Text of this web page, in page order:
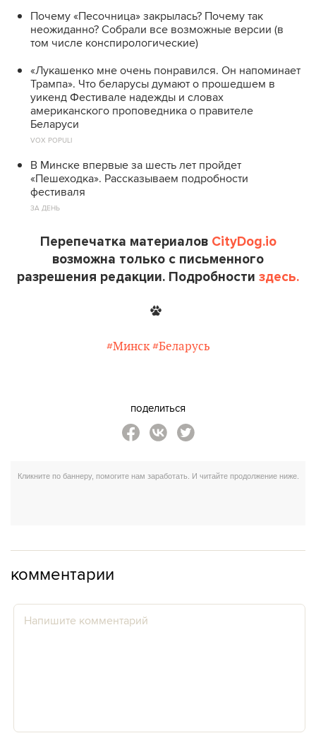
Почему «Песочница» закрылась? Почему так
неожиданно? Собрали все возможные версии (в
том числе конспирологические)
«Лукашенко мне очень понравился. Он напоминает
Трампа». Что беларусы думают о прошедшем в
уикенд Фестивале надежды и словах
американского проповедника о правителе
Беларуси
VOX POPULI
В Минске впервые за шесть лет пройдет
«Пешеходка». Рассказываем подробности
фестиваля
ЗА ДЕНЬ
Перепечатка материалов CityDog.io
возможна только с письменного
разрешения редакции. Подробности здесь.
#Минск #Беларусь
поделиться
комментарии